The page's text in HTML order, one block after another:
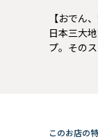
【おでん
日本三大
プ。その
このお店の